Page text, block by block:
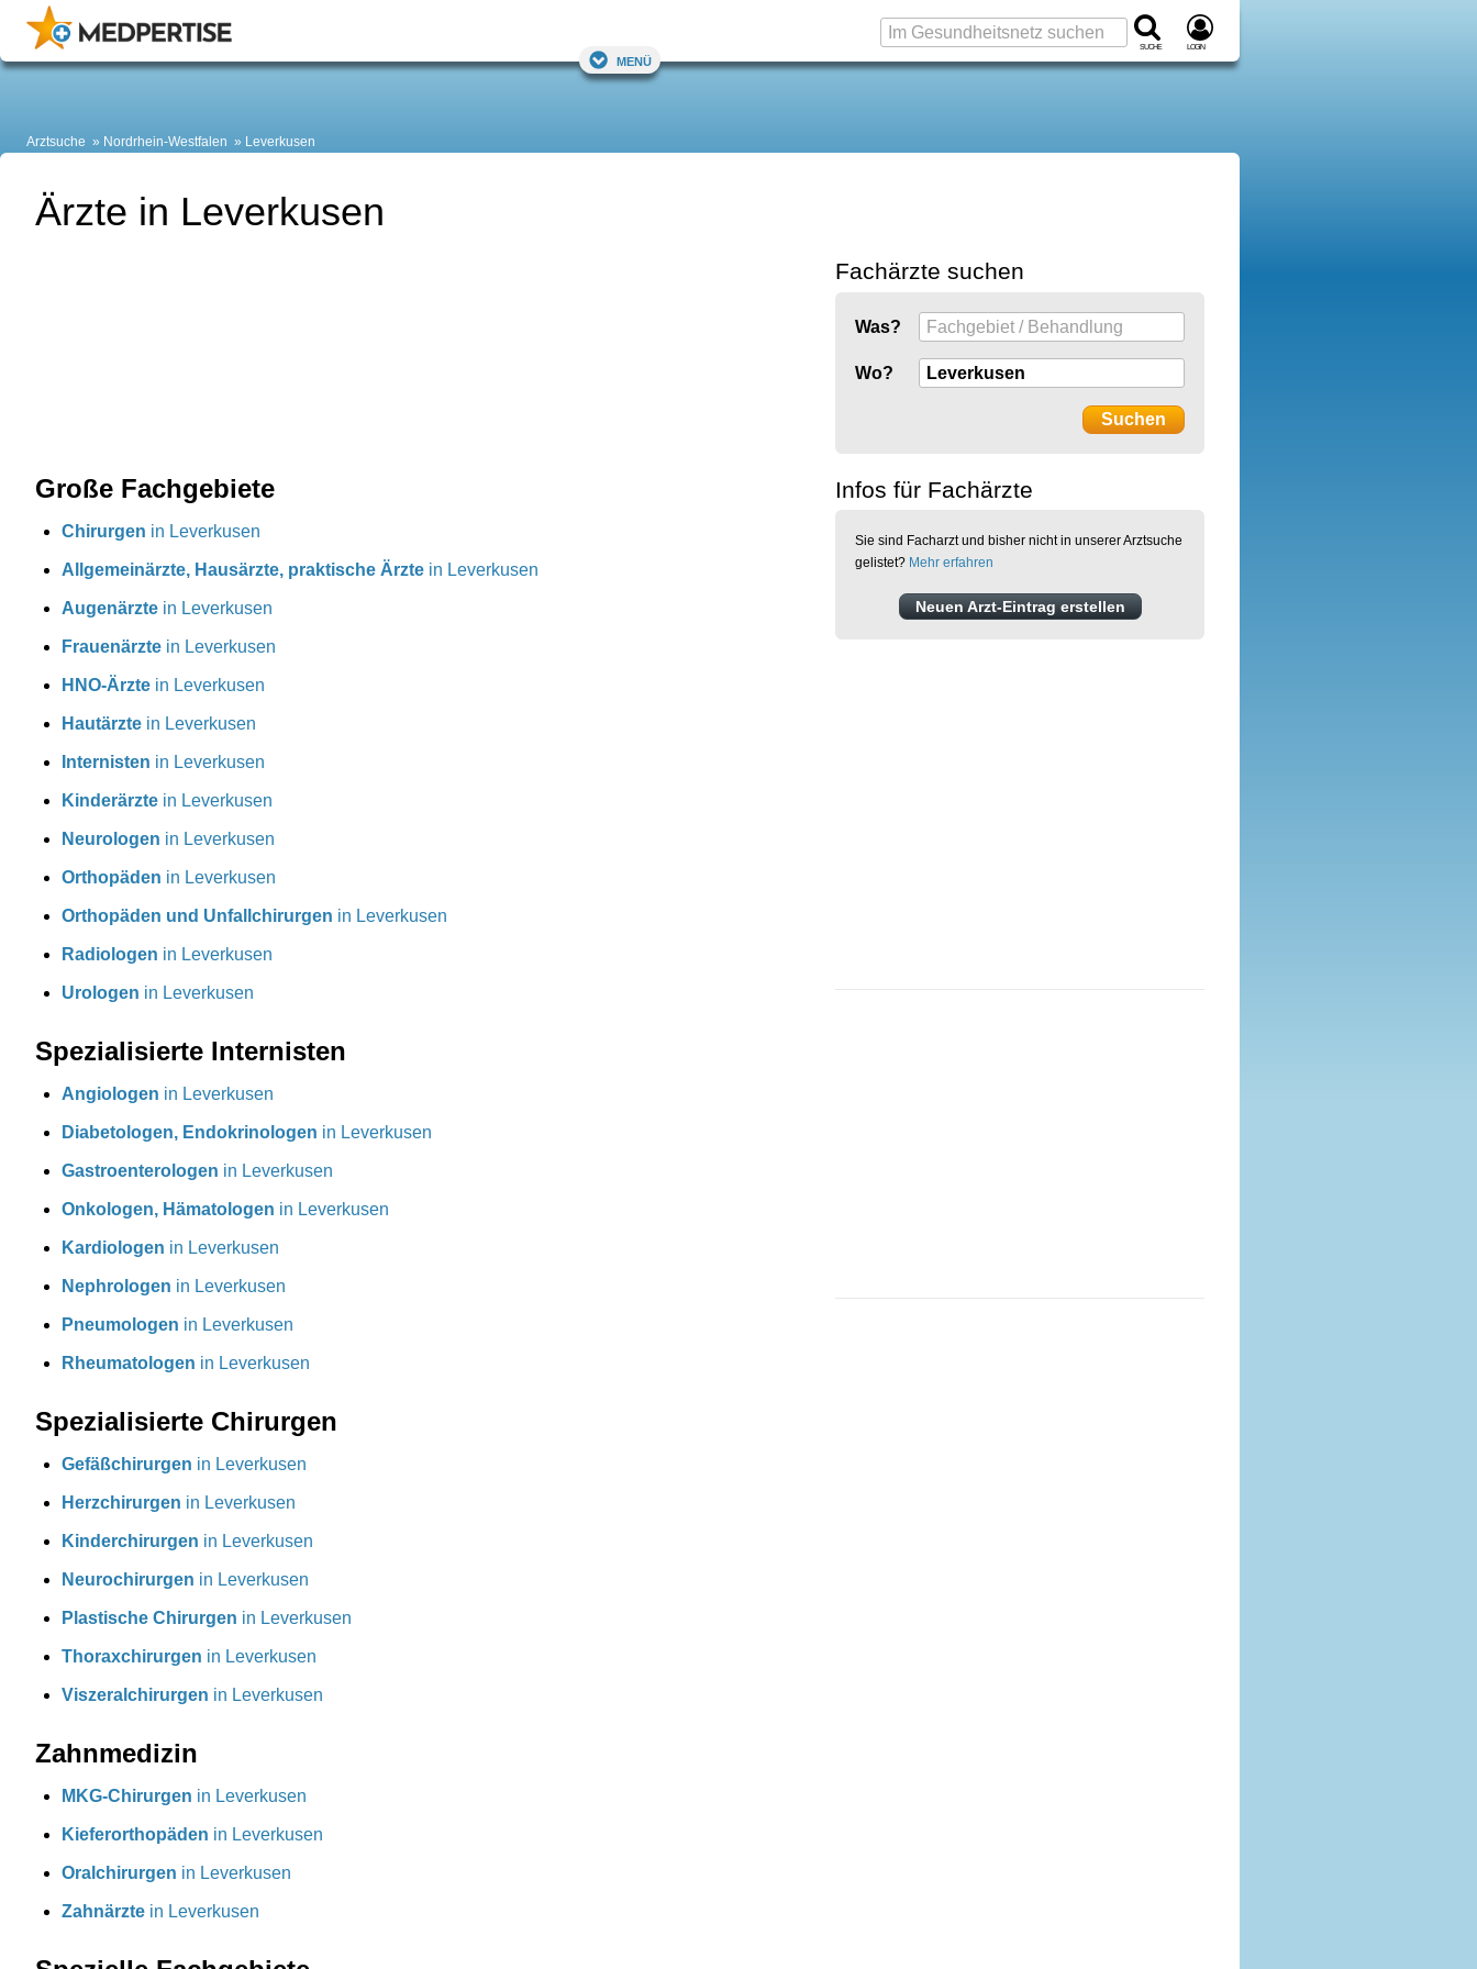
Suche Login
Menü
Arztsuche Nordrhein-Westfalen Leverkusen
Ärzte in Leverkusen
Große Fachgebiete
Chirurgen in Leverkusen
Allgemeinärzte, Hausärzte, praktische Ärzte in Leverkusen
Augenärzte in Leverkusen
Frauenärzte in Leverkusen
HNO-Ärzte in Leverkusen
Hautärzte in Leverkusen
Internisten in Leverkusen
Kinderärzte in Leverkusen
Neurologen in Leverkusen
Orthopäden in Leverkusen
Orthopäden und Unfallchirurgen in Leverkusen
Radiologen in Leverkusen
Urologen in Leverkusen
Spezialisierte Internisten
Angiologen in Leverkusen
Diabetologen, Endokrinologen in Leverkusen
Gastroenterologen in Leverkusen
Onkologen, Hämatologen in Leverkusen
Kardiologen in Leverkusen
Nephrologen in Leverkusen
Pneumologen in Leverkusen
Rheumatologen in Leverkusen
Spezialisierte Chirurgen
Gefäßchirurgen in Leverkusen
Herzchirurgen in Leverkusen
Kinderchirurgen in Leverkusen
Neurochirurgen in Leverkusen
Plastische Chirurgen in Leverkusen
Thoraxchirurgen in Leverkusen
Viszeralchirurgen in Leverkusen
Zahnmedizin
MKG-Chirurgen in Leverkusen
Kieferorthopäden in Leverkusen
Oralchirurgen in Leverkusen
Zahnärzte in Leverkusen
Fachärzte suchen
Was?
Wo?
Infos für Fachärzte
Sie sind Facharzt und bisher nicht in unserer Arztsuche
gelistet? Mehr erfahren
Neuen Arzt-Eintrag erstellen